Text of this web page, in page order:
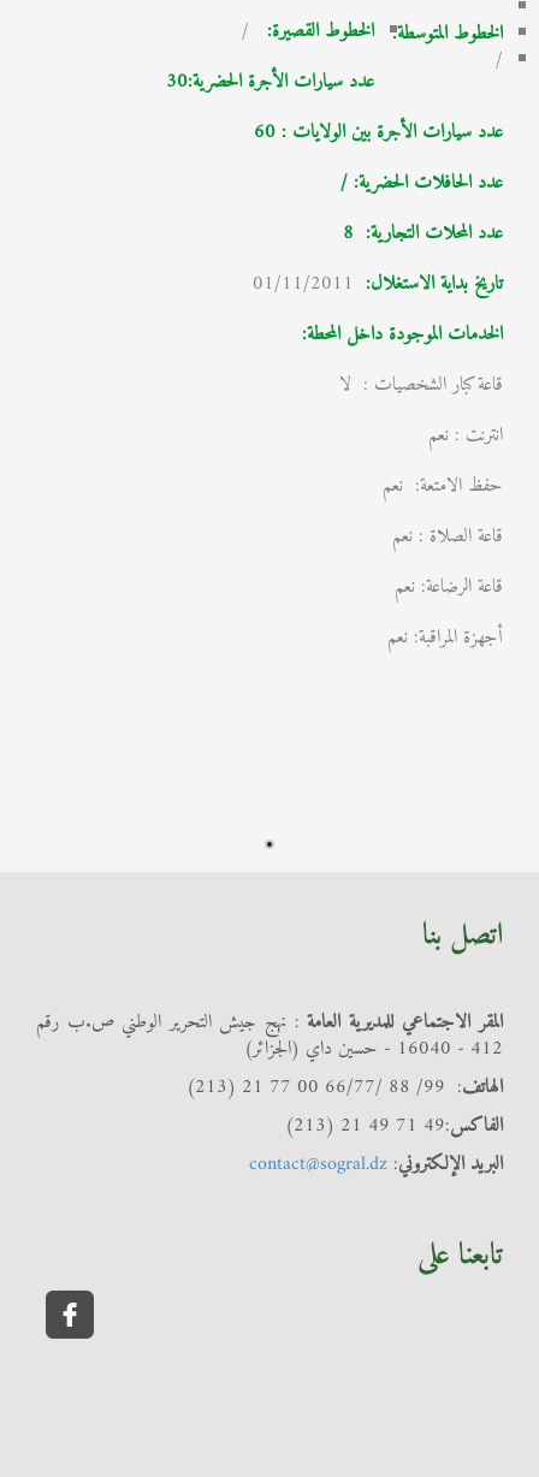
الخطوط المتوسطة:
/
الخطوط القصيرة:
/
عدد سيارات الأجرة الحضرية:30
عدد سيارات الأجرة بين الولايات : 60
عدد الحافلات الحضرية: /
عدد المحلات التجارية: 8
تاريخ بداية الاستغلال:
01/11/2011
الخدمات الموجودة داخل المحطة:
قاعة كبار الشخصيات : لا
انترنت : نعم
حفظ الامتعة: نعم
قاعة الصلاة : نعم
قاعة الرضاعة: نعم
أجهزة المراقبة: نعم
اتصل بنا
المقر الاجتماعي للمديرية العامة : نهج جيش التحرير الوطني ص.ب رقم
412 - 16040 - حسين داي (الجزائر)
الهاتف: 99/ 88 /66/77 00 77 21 (213)
الفاكس:49 71 49 21 (213)
البريد الإلكتروني:
contact@sogral.dz
تابعنا على